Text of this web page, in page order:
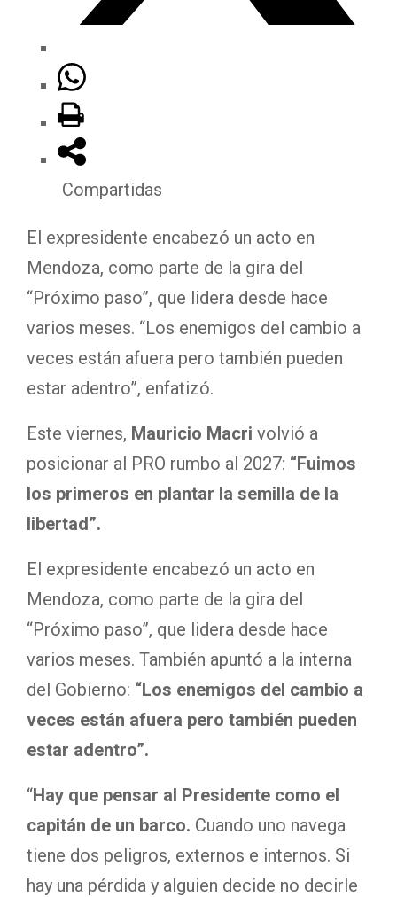
Compartidas
El expresidente encabezó un acto en
Mendoza, como parte de la gira del
“Próximo paso”, que lidera desde hace
varios meses. “Los enemigos del cambio a
veces están afuera pero también pueden
estar adentro”, enfatizó.
Este viernes, Mauricio Macri volvió a
posicionar al PRO rumbo al 2027: “Fuimos
los primeros en plantar la semilla de la
libertad”.
El expresidente encabezó un acto en
Mendoza, como parte de la gira del
“Próximo paso”, que lidera desde hace
varios meses. También apuntó a la interna
del Gobierno: “Los enemigos del cambio a
veces están afuera pero también pueden
estar adentro”.
“Hay que pensar al Presidente como el
capitán de un barco. Cuando uno navega
tiene dos peligros, externos e internos. Si
hay una pérdida y alguien decide no decirle